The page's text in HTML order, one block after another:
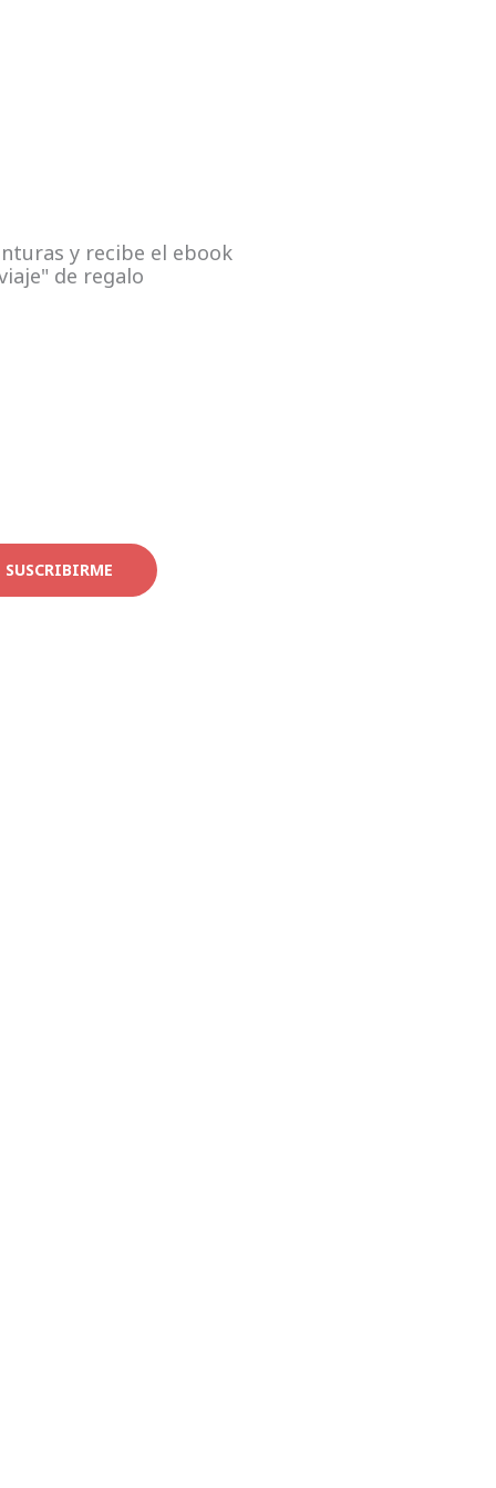
y recibe el ebook
de regalo
SUSCRIBIRME